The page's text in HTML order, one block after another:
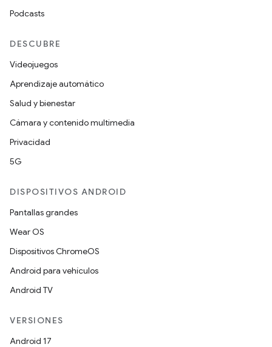
Podcasts
DESCUBRE
Videojuegos
Aprendizaje automático
Salud y bienestar
Cámara y contenido multimedia
Privacidad
5G
DISPOSITIVOS ANDROID
Pantallas grandes
Wear OS
Dispositivos ChromeOS
Android para vehículos
Android TV
VERSIONES
Android 17